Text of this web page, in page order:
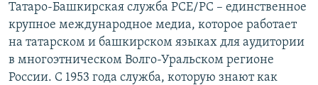
Татаро-Башкирская служба РСЕ/РС – единственное
крупное международное медиа, которое работает
на татарском и башкирском языках для аудитории
в многоэтническом Волго-Уральском регионе
России. С 1953 года служба, которую знают как